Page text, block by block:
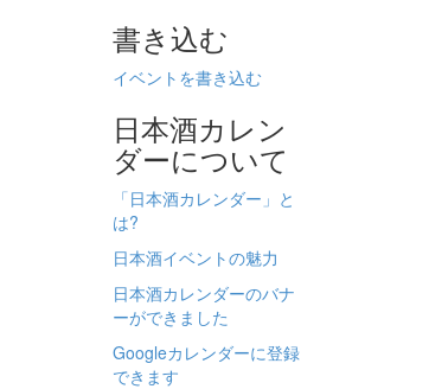
書き込む
イベントを書き込む
日本酒カレン
ダーについて
「日本酒カレンダー」と
は?
日本酒イベントの魅力
日本酒カレンダーのバナ
ーができました
Googleカレンダーに登録
できます